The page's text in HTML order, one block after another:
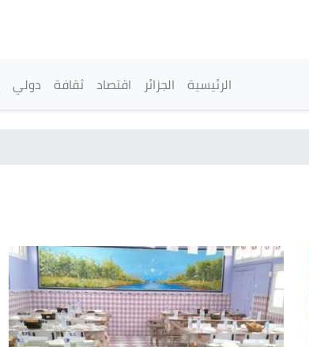
القائمة الرئيسية
الرئيسية الجزائر اقتصاد ثقافة دولي